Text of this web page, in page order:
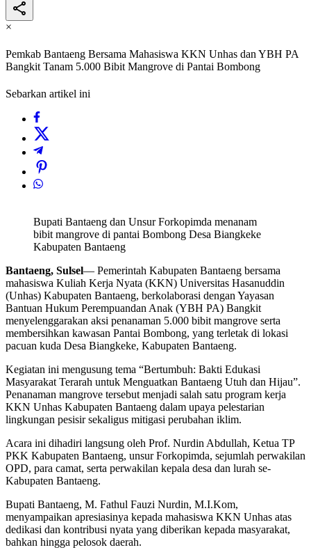
×
Pemkab Bantaeng Bersama Mahasiswa KKN Unhas dan YBH PA
Bangkit Tanam 5.000 Bibit Mangrove di Pantai Bombong
Sebarkan artikel ini
Bupati Bantaeng dan Unsur Forkopimda menanam
bibit mangrove di pantai Bombong Desa Biangkeke
Kabupaten Bantaeng
Bantaeng, Sulsel— Pemerintah Kabupaten Bantaeng bersama
mahasiswa Kuliah Kerja Nyata (KKN) Universitas Hasanuddin
(Unhas) Kabupaten Bantaeng, berkolaborasi dengan Yayasan
Bantuan Hukum Perempuandan Anak (YBH PA) Bangkit
menyelenggarakan aksi penanaman 5.000 bibit mangrove serta
membersihkan kawasan Pantai Bombong, yang terletak di lokasi
pacuan kuda Desa Biangkeke, Kabupaten Bantaeng.
Kegiatan ini mengusung tema “Bertumbuh: Bakti Edukasi
Masyarakat Terarah untuk Menguatkan Bantaeng Utuh dan Hijau”.
Penanaman mangrove tersebut menjadi salah satu program kerja
KKN Unhas Kabupaten Bantaeng dalam upaya pelestarian
lingkungan pesisir sekaligus mitigasi perubahan iklim.
Acara ini dihadiri langsung oleh Prof. Nurdin Abdullah, Ketua TP
PKK Kabupaten Bantaeng, unsur Forkopimda, sejumlah perwakilan
OPD, para camat, serta perwakilan kepala desa dan lurah se-
Kabupaten Bantaeng.
Bupati Bantaeng, M. Fathul Fauzi Nurdin, M.I.Kom,
menyampaikan apresiasinya kepada mahasiswa KKN Unhas atas
dedikasi dan kontribusi nyata yang diberikan kepada masyarakat,
bahkan hingga pelosok daerah.